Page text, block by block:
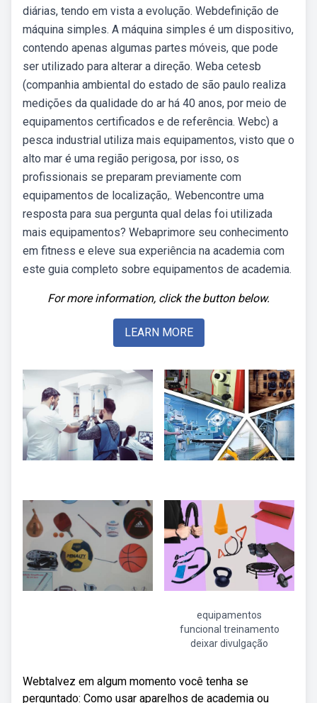
diárias, tendo em vista a evolução. Webdefinição de
máquina simples. A máquina simples é um dispositivo,
contendo apenas algumas partes móveis, que pode
ser utilizado para alterar a direção. Weba cetesb
(companhia ambiental do estado de são paulo realiza
medições da qualidade do ar há 40 anos, por meio de
equipamentos certificados e de referência. Webc) a
pesca industrial utiliza mais equipamentos, visto que o
alto mar é uma região perigosa, por isso, os
profissionais se preparam previamente com
equipamentos de localização,. Webencontre uma
resposta para sua pergunta qual delas foi utilizada
mais equipamentos? Webaprimore seu conhecimento
em fitness e eleve sua experiência na academia com
este guia completo sobre equipamentos de academia.
For more information, click the button below.
LEARN MORE
equipamentos
funcional treinamento
deixar divulgação
Webtalvez em algum momento você tenha se
perguntado: Como usar aparelhos de academia ou